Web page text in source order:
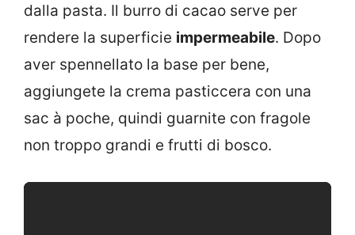
dalla pasta. Il burro di cacao serve per
rendere la superficie impermeabile. Dopo
aver spennellato la base per bene,
aggiungete la crema pasticcera con una
sac à poche, quindi guarnite con fragole
non troppo grandi e frutti di bosco.